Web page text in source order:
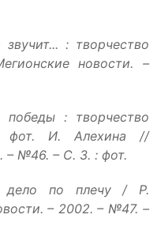
: творчество
новости. –
: творчество
И. Алехина //
– №46. – С. 3. : фот.
дело по плечу / Р.
– 2002. – №47. –